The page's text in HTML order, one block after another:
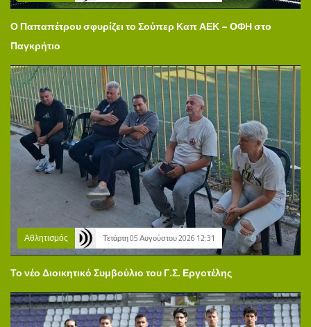
Ο Παπαπέτρου σφυρίζει το Σούπερ Καπ ΑΕΚ – ΟΦΗ στο
Παγκρήτιο
Αθλητισμός Τετάρτη 05 Αυγούστου 2026 12:31
Το νέο Διοικητικό Συμβούλιο του Γ.Σ. Εργοτέλης